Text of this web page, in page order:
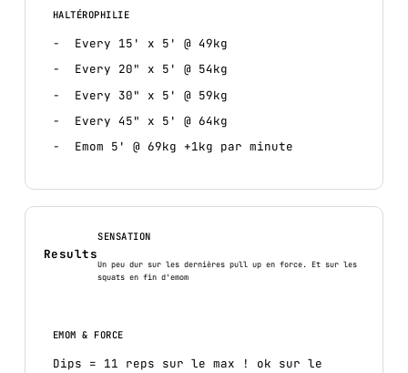
HALTÉROPHILIE
Every 15' x 5' @ 49kg
Every 20" x 5' @ 54kg
Every 30" x 5' @ 59kg
Every 45" x 5' @ 64kg
Emom 5' @ 69kg +1kg par minute
Results
SENSATION
Un peu dur sur les dernières pull up en force. Et sur les
squats en fin d'emom
EMOM & FORCE
Dips = 11 reps sur le max ! ok sur le